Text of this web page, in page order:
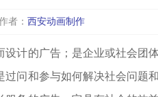
者： 西安动画制作
计的广告；是企业或社会团
问和参与如何解决社会问题